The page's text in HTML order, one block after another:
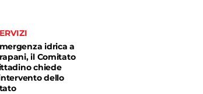
idrica a
il Comitato
chiede
dello